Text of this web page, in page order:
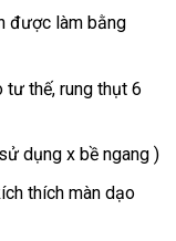
được làm bằng
thế, rung thụt 6
dụng x bề ngang )
thích màn dạo